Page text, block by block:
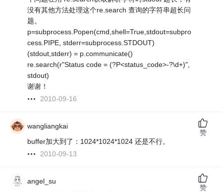
没有其他方法处理这个re.search 查询的字符串超长问
题。
p=subprocess.Popen(cmd,shell=True,stdout=subpro
cess.PIPE, stderr=subprocess.STDOUT)
(stdout,stderr) = p.communicate()
re.search(r"Status code = (?P<status_code>-?\d+)",
stdout)
谢谢！
2010-09-16
wangliangkai
buffer加大到了：1024*1024*1024 还是不行。
2010-09-13
赞
angel_su
赞